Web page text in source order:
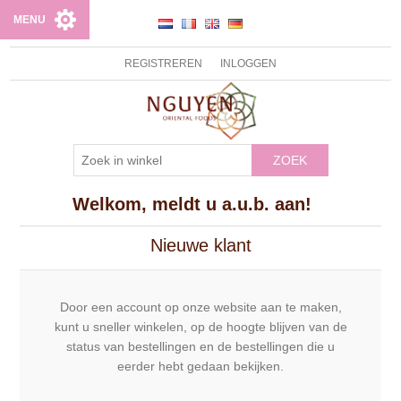
REGISTREREN INLOGGEN
ZOEK
MENU
Welkom, meldt u a.u.b. aan!
Nieuwe klant
Door een account op onze website aan te maken,
kunt u sneller winkelen, op de hoogte blijven van de
status van bestellingen en de bestellingen die u
eerder hebt gedaan bekijken.